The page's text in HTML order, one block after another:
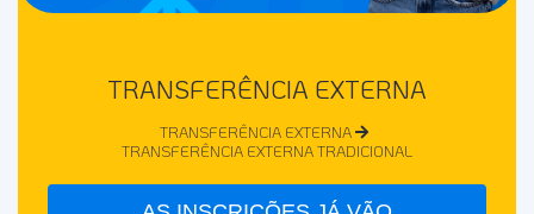
TRANSFERÊNCIA EXTERNA
TRANSFERÊNCIA EXTERNA
TRANSFERÊNCIA EXTERNA TRADICIONAL